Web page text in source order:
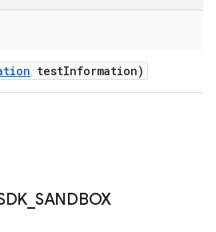
testInformation)
SANDBOX